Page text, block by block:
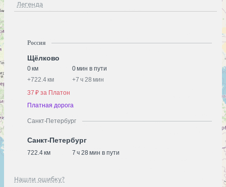
Легенда
Россия
Щёлково
0 км
0 мин в пути
+722.4 км +7 ч 28 мин
37 ₽ за Платон
Платная дорога
Санкт-Петербург
Санкт-Петербург
722.4 км 7 ч 28 мин в пути
Нашли ошибку?